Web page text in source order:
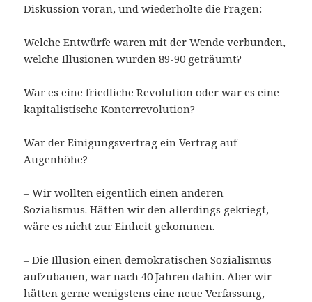
Diskussion voran, und wiederholte die Fragen:
Welche Entwürfe waren mit der Wende verbunden,
welche Illusionen wurden 89-90 geträumt?
War es eine friedliche Revolution oder war es eine
kapitalistische Konterrevolution?
War der Einigungsvertrag ein Vertrag auf
Augenhöhe?
– Wir wollten eigentlich einen anderen
Sozialismus. Hätten wir den allerdings gekriegt,
wäre es nicht zur Einheit gekommen.
– Die Illusion einen demokratischen Sozialismus
aufzubauen, war nach 40 Jahren dahin. Aber wir
hätten gerne wenigstens eine neue Verfassung,